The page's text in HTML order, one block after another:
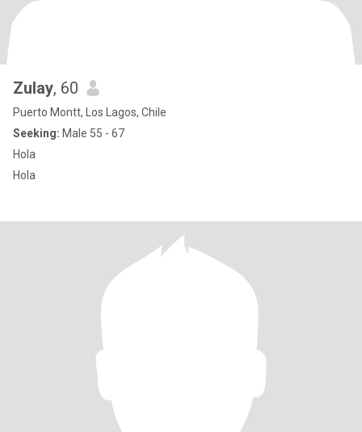
Zulay, 60
Puerto Montt, Los Lagos, Chile
Seeking: Male 55 - 67
Hola
Hola